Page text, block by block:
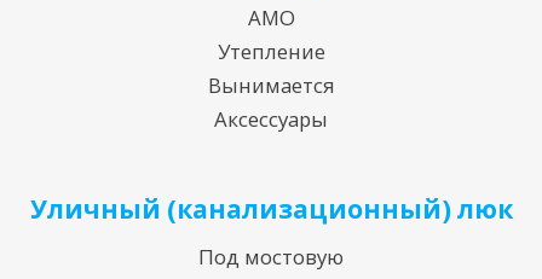
АМО
Утепление
Вынимается
Аксессуары
Уличный (канализационный) люк
Под мостовую